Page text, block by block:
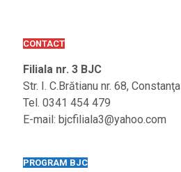
CONTACT
Filiala nr. 3 BJC
Str. I. C.Brătianu nr. 68, Constanţa
Tel. 0341 454 479
E-mail: bjcfiliala3@yahoo.com
PROGRAM BJC